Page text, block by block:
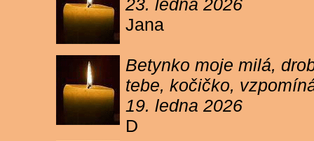
23. ledna 2026
Jana
Betynko moje milá,
tebe, kočičko,
19. ledna 2026
D